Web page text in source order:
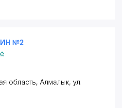
№2
область, Алмалык, ул.